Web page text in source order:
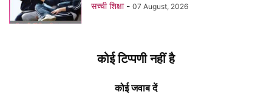
सच्ची शिक्षा - 07 August, 2026
कोई टिप्पणी नहीं है
कोई जवाब दें